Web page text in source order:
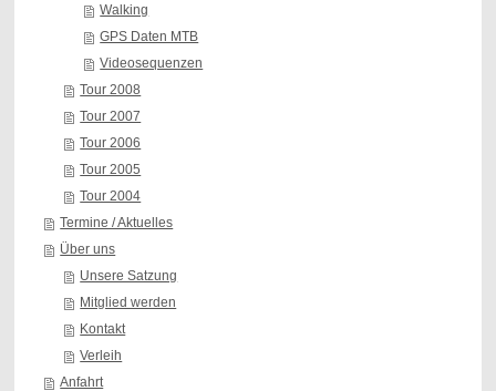
Walking
GPS Daten MTB
Videosequenzen
Tour 2008
Tour 2007
Tour 2006
Tour 2005
Tour 2004
Termine / Aktuelles
Über uns
Unsere Satzung
Mitglied werden
Kontakt
Verleih
Anfahrt